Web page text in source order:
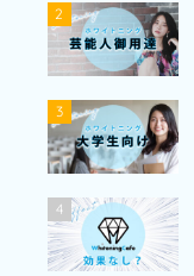
2
3
4